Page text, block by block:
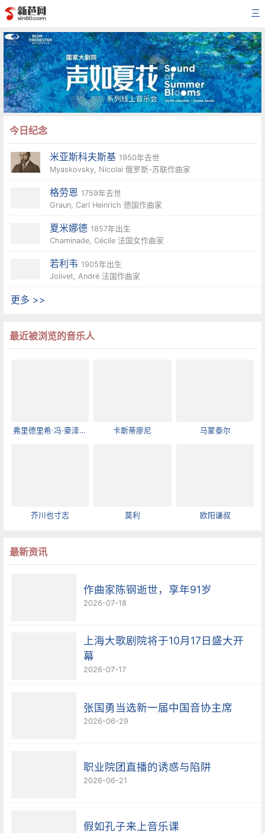
三
今日纪念
米亚斯科夫斯基 1950年去世
Myaskovsky, Nicolai 俄罗斯-苏联作曲家
格劳恩 1759年去世
Graun, Carl Heinrich 德国作曲家
夏米娜德 1857年出生
Chaminade, Cécile 法国女作曲家
若利韦 1905年出生
Jolivet, André 法国作曲家
更多 >>
最近被浏览的音乐人
弗里德里希·冯·豪泽格
卡斯蒂廖尼 马蒙泰尔
芥川也寸志 莫利 欧阳谦叔
最新资讯
作曲家陈钢逝世，享年91岁
2026-07-18
上海大歌剧院将于10月17日盛大开
幕
2026-07-17
张国勇当选新一届中国音协主席
2026-06-29
职业院团直播的诱惑与陷阱
2026-06-21
假如孔子来上音乐课